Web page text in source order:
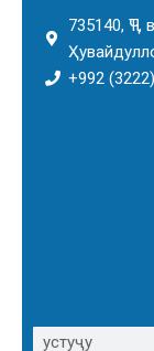
735140,
+992